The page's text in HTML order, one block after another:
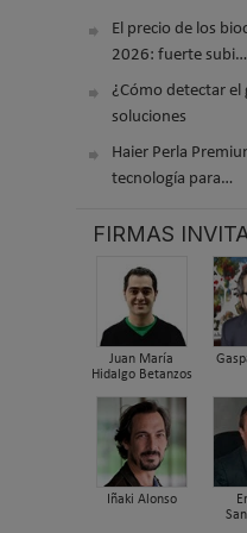
El precio de los
2026: fuerte subi…
¿Cómo detectar el
soluciones
Haier Perla
tecnología para…
FIRMAS
Juan María
Hidalgo Betanzos
Iñaki Alonso